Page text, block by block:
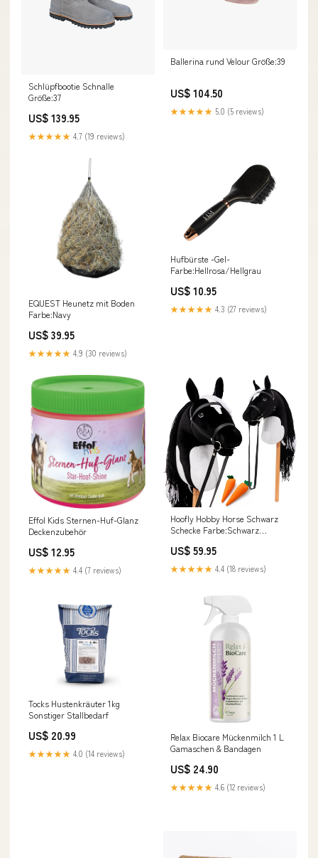
Schlüpfbootie Schnalle
Größe:37
US$ 139.95
★★★★★ 4.7 (19 reviews)
Ballerina rund Velour Größe:39
US$ 104.50
★★★★★ 5.0 (5 reviews)
EQUEST Heunetz mit Boden
Farbe:Navy
US$ 39.95
★★★★★ 4.9 (30 reviews)
Hufbürste -Gel-
Farbe:Hellrosa/Hellgrau
US$ 10.95
★★★★★ 4.3 (27 reviews)
Effol Kids Sternen-Huf-Glanz
Deckenzubehör
US$ 12.95
★★★★★ 4.4 (7 reviews)
Hoofly Hobby Horse Schwarz
Schecke Farbe:Schwarz
US$ 59.95
★★★★★ 4.4 (18 reviews)
Tocks Hustenkräuter 1kg
Sonstiger Stallbedarf
US$ 20.99
★★★★★ 4.0 (14 reviews)
Relax Biocare Mückenmilch 1 L
Gamaschen & Bandagen
US$ 24.90
★★★★★ 4.6 (12 reviews)